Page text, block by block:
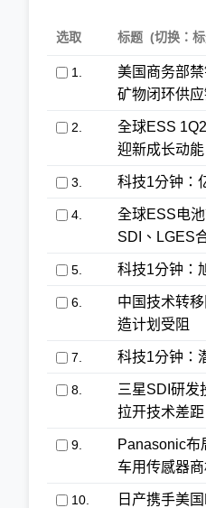
选取 标题 (切换：
1.
美国商务部
矿物闭环供
2.
全球ESS
迎新成长动能
3. 科技1分钟：
4.
全球ESS电
SDI、LGES
5. 科技1分钟：
6.
中国技术转
造计划受阻
7. 科技1分钟：
8.
三星SDI研
拉开技术差距
9.
Panasonic
车用传感器
10.
日产携手美